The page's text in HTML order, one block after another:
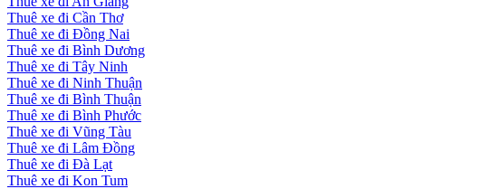
Thuê xe đi Cần Thơ
Thuê xe đi Đồng Nai
Thuê xe đi Bình Dương
Thuê xe đi Tây Ninh
Thuê xe đi Ninh Thuận
Thuê xe đi Bình Thuận
Thuê xe đi Bình Phước
Thuê xe đi Vũng Tàu
Thuê xe đi Lâm Đồng
Thuê xe đi Đà Lạt
Thuê xe đi Kon Tum